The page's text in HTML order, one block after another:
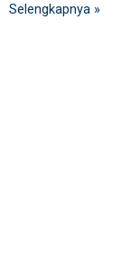
Selengkapnya »